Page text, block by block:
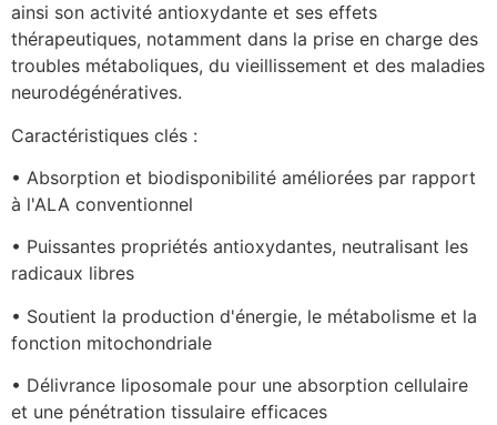
ainsi son activité antioxydante et ses effets
thérapeutiques, notamment dans la prise en charge des
troubles métaboliques, du vieillissement et des maladies
neurodégénératives.
Caractéristiques clés :
• Absorption et biodisponibilité améliorées par rapport
à l'ALA conventionnel
• Puissantes propriétés antioxydantes, neutralisant les
radicaux libres
• Soutient la production d'énergie, le métabolisme et la
fonction mitochondriale
• Délivrance liposomale pour une absorption cellulaire
et une pénétration tissulaire efficaces